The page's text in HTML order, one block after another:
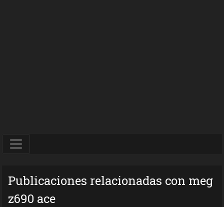
Publicaciones relacionadas con meg
z690 ace